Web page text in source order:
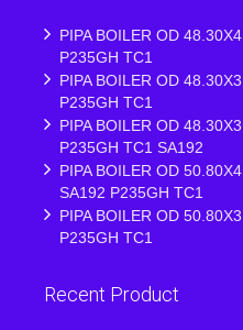
PIPA BOILER OD
P235GH TC1
PIPA BOILER OD
P235GH TC1
PIPA BOILER OD
P235GH TC1 SA192
PIPA BOILER OD
SA192 P235GH TC1
PIPA BOILER OD
P235GH TC1
Recent Product